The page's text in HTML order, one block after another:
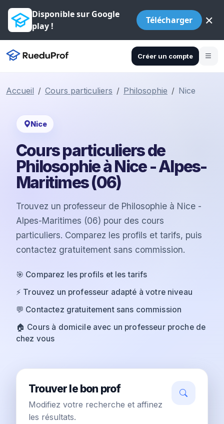
Disponible sur Google
play !
Télécharger ×
Créer un compte
Accueil Cours particuliers Philosophie Nice
Nice
Cours particuliers de
Philosophie à Nice - Alpes-
Maritimes (06)
Trouvez un professeur de Philosophie à Nice -
Alpes-Maritimes (06) pour des cours
particuliers. Comparez les profils et tarifs, puis
contactez gratuitement sans commission.
🎯 Comparez les profils et les tarifs
⚡ Trouvez un professeur adapté à votre niveau
💬 Contactez gratuitement sans commission
🏠 Cours à domicile avec un professeur proche de
chez vous
Trouver le bon prof
Modifiez votre recherche et affinez
les résultats.